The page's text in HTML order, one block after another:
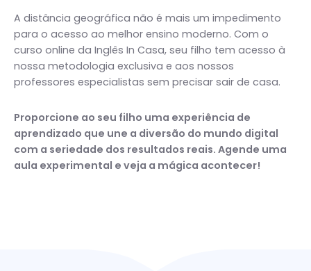
A distância geográfica não é mais um impedimento
para o acesso ao melhor ensino moderno. Com o
curso online da Inglês In Casa, seu filho tem acesso à
nossa metodologia exclusiva e aos nossos
professores especialistas sem precisar sair de casa.
Proporcione ao seu filho uma experiência de
aprendizado que une a diversão do mundo digital
com a seriedade dos resultados reais. Agende uma
aula experimental e veja a mágica acontecer!